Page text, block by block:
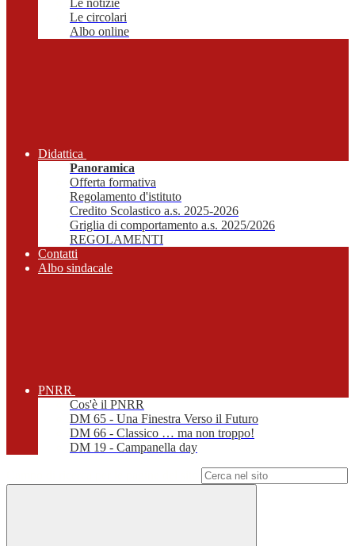
Le notizie
Le circolari
Albo online
Didattica
Panoramica
Offerta formativa
Regolamento d'istituto
Credito Scolastico a.s. 2025-2026
Griglia di comportamento a.s. 2025/2026
REGOLAMENTI
Contatti
Albo sindacale
PNRR
Cos'è il PNRR
DM 65 - Una Finestra Verso il Futuro
DM 66 - Classico … ma non troppo!
DM 19 - Campanella day